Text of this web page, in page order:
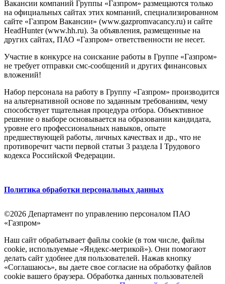
Вакансии компаний Группы «Газпром» размещаются только
на официальных сайтах этих компаний, специализированном
сайте «Газпром Вакансии» (www.gazpromvacancy.ru) и сайте
HeadHunter (www.hh.ru). За объявления, размещенные на
других сайтах, ПАО «Газпром» ответственности не несет.
Участие в конкурсе на соискание работы в Группе «Газпром»
не требует отправки смс-сообщений и других финансовых
вложений!
Набор персонала на работу в Группу «Газпром» производится
на альтернативной основе по заданным требованиям, чему
способствует тщательная процедура отбора. Объективное
решение о выборе основывается на образовании кандидата,
уровне его профессиональных навыков, опыте
предшествующей работы, личных качествах и др., что не
противоречит части первой статьи 3 раздела I Трудового
кодекса Российской Федерации.
Политика обработки персональных данных
©2026 Департамент по управлению персоналом ПАО
«Газпром»
Наш сайт обрабатывает файлы cookie (в том числе, файлы
cookie, используемые «Яндекс-метрикой»). Они помогают
делать сайт удобнее для пользователей. Нажав кнопку
«Соглашаюсь», вы даете свое согласие на обработку файлов
cookie вашего браузера. Обработка данных пользователей